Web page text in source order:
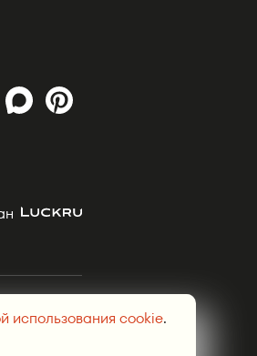
использования cookie.